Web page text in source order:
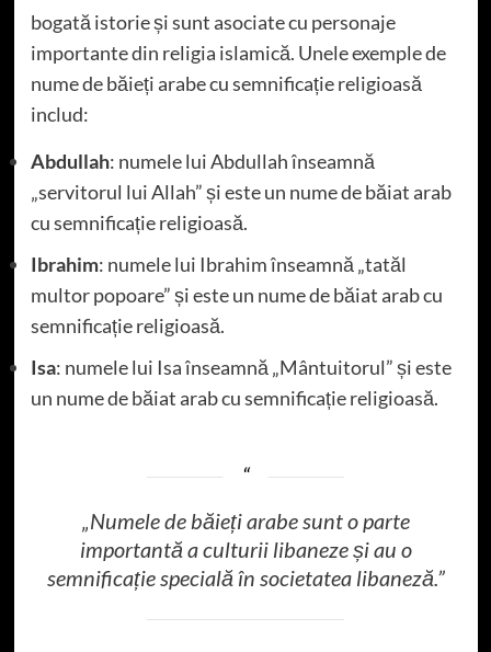
bogată istorie și sunt asociate cu personaje
importante din religia islamică. Unele exemple de
nume de băieți arabe cu semnificație religioasă
includ:
Abdullah: numele lui Abdullah înseamnă
„servitorul lui Allah” și este un nume de băiat arab
cu semnificație religioasă.
Ibrahim: numele lui Ibrahim înseamnă „tatăl
multor popoare” și este un nume de băiat arab cu
semnificație religioasă.
Isa: numele lui Isa înseamnă „Mântuitorul” și este
un nume de băiat arab cu semnificație religioasă.
„Numele de băieți arabe sunt o parte
importantă a culturii libaneze și au o
semnificație specială în societatea libaneză.”